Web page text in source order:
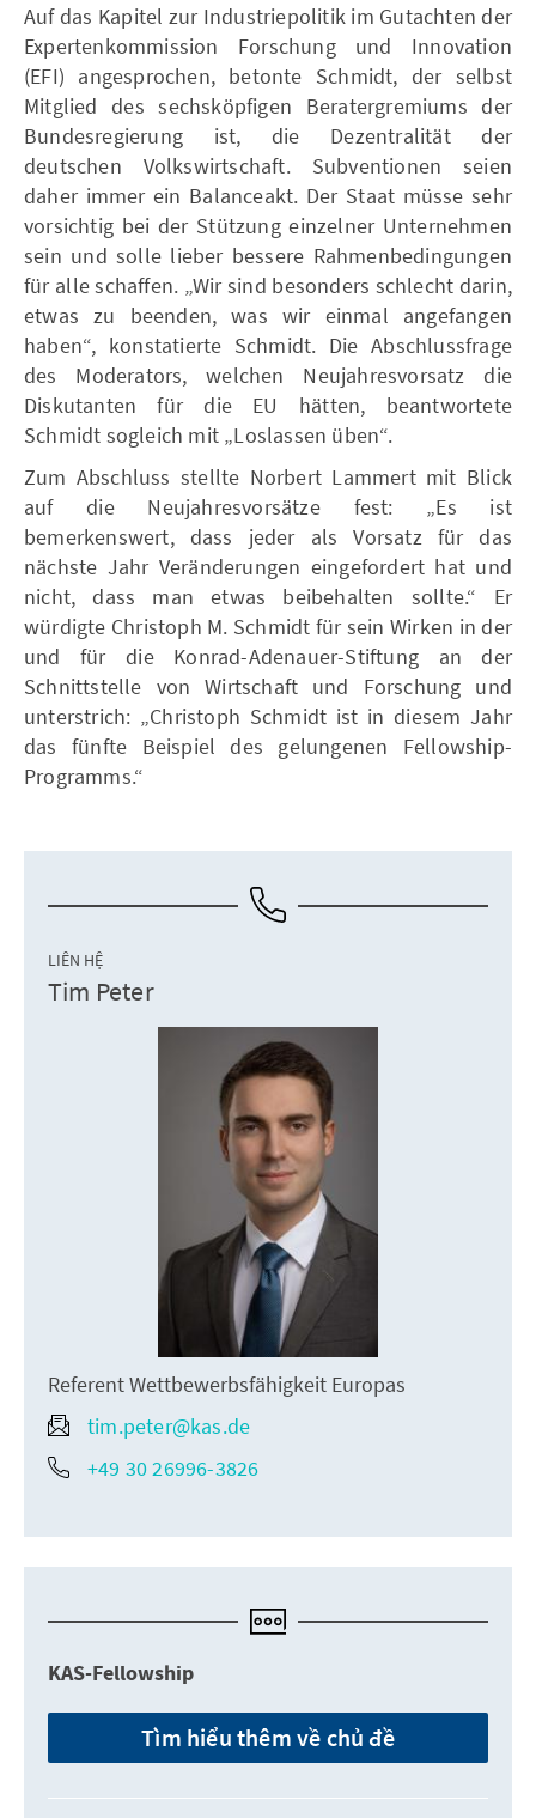
Auf das Kapitel zur Industriepolitik im Gutachten der
Expertenkommission Forschung und Innovation
(EFI) angesprochen, betonte Schmidt, der selbst
Mitglied des sechsköpfigen Beratergremiums der
Bundesregierung ist, die Dezentralität der
deutschen Volkswirtschaft. Subventionen seien
daher immer ein Balanceakt. Der Staat müsse sehr
vorsichtig bei der Stützung einzelner Unternehmen
sein und solle lieber bessere Rahmenbedingungen
für alle schaffen. „Wir sind besonders schlecht darin,
etwas zu beenden, was wir einmal angefangen
haben“, konstatierte Schmidt. Die Abschlussfrage
des Moderators, welchen Neujahresvorsatz die
Diskutanten für die EU hätten, beantwortete
Schmidt sogleich mit „Loslassen üben“.
Zum Abschluss stellte Norbert Lammert mit Blick
auf die Neujahresvorsätze fest: „Es ist
bemerkenswert, dass jeder als Vorsatz für das
nächste Jahr Veränderungen eingefordert hat und
nicht, dass man etwas beibehalten sollte.“ Er
würdigte Christoph M. Schmidt für sein Wirken in der
und für die Konrad-Adenauer-Stiftung an der
Schnittstelle von Wirtschaft und Forschung und
unterstrich: „Christoph Schmidt ist in diesem Jahr
das fünfte Beispiel des gelungenen Fellowship-
Programms.“
LIÊN HỆ
Tim Peter
Referent Wettbewerbsfähigkeit Europas
tim.peter@kas.de
+49 30 26996-3826
KAS-Fellowship
Tìm hiểu thêm về chủ đề